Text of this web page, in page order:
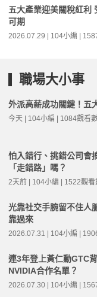
五大產業迎美關稅紅利
可期
2026.07.29 | 104小編 |
職場大小事
外派高薪成功關鍵！五
今天 | 104小編 | 1084觀看
怕入錯行、挑錯公司會
「走錯路」嗎？
2天前 | 104小編 | 1522觀看
光靠社交手腕留不住人
靠過來
2026.07.31 | 104小編 |
連3年登上黃仁勳GTC
NVIDIA合作名單？
2026.07.30 | 104小編 |